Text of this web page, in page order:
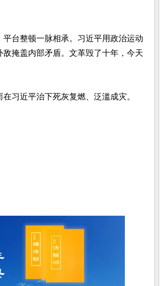
台整顿一脉相承。习近平用政治运动
掩盖内部矛盾。文革毁了十年，今天
习近平治下死灰复燃、泛滥成灾。